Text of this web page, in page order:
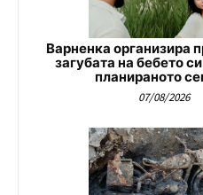
Варненка организира
загубата на бебето
планираното
07/08/2026